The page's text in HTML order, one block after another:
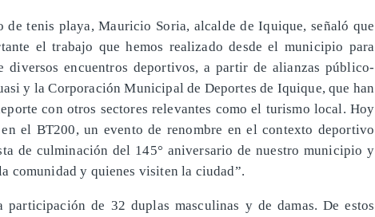
de tenis playa, Mauricio Soria, alcalde de Iquique, señaló que
el trabajo que hemos realizado desde el municipio para
diversos encuentros deportivos, a partir de alianzas público-
y la Corporación Municipal de Deportes de Iquique, que han
con otros sectores relevantes como el turismo local. Hoy
el BT200, un evento de renombre en el contexto deportivo
de culminación del 145° aniversario de nuestro municipio y
comunidad y quienes visiten la ciudad”.
participación de 32 duplas masculinas y de damas. De estos